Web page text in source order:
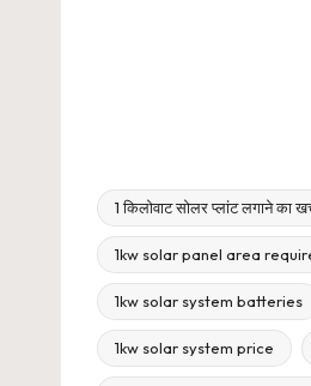
1 किलोवाट सोलर प्लांट लगाने का
1kw solar panel area
1kw solar system batteries
1kw solar system price